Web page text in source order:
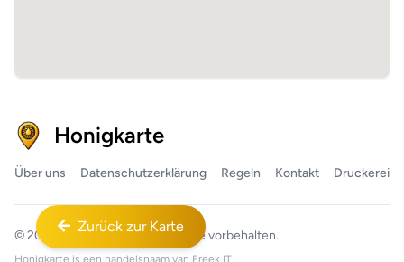
Zurück zur Karte
Honigkarte
Über uns Datenschutzerklärung Regeln Kontakt Druckerei
© 2026 Honigkarte™ Alle Rechte vorbehalten.
Honigkarte is een handelsnaam van Freek IT